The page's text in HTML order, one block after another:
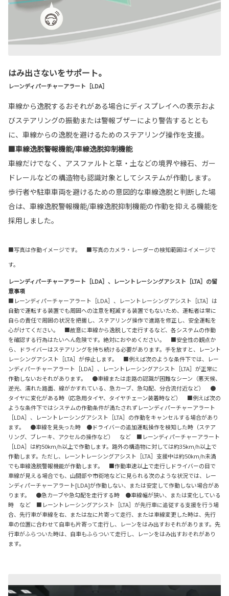
はみ出さないをサポート。
レーンディパーチャーアラート［LDA］
車線から逸脱するおそれがある場合にディスプレイへの表示およ
びステアリングの振動または警報ブザーにより警告するととも
に、車線からの逸脱を避けるためのステアリング操作を支援。
■車線逸脱警報機能/車線逸脱抑制機能
車線だけでなく、アスファルトと草・土などの境界や縁石、ガー
ドレールなどの構造物も認識対象としてシステムが作動します。
歩行者や駐車車両を避けるための意図的な車線逸脱と判断した場
合は、車線逸脱警報機能/車線逸脱抑制機能の作動を抑える機能を
採用しました。
■写真は作動イメージです。 ■写真のカメラ・レーダーの検知範囲はイメージで
す。
レーンディパーチャーアラート［LDA］、レーントレーシングアシスト［LTA］の留
意事項
■レーンディパーチャーアラート［LDA］、レーントレーシングアシスト［LTA］は
自動で運転する装置でも周囲への注意を軽減する装置でもないため、運転者は常に
自らの責任で周囲の状況を把握し、ステアリング操作で進路を修正し、安全運転を
心がけてください。 ■故意に車線から逸脱して走行するなど、各システムの作動
を確認する行為はたいへん危険です。絶対におやめください。 ■安全性の観点か
ら、ドライバーはステアリングを持ち続ける必要があります。手を放すと、レーント
レーシングアシスト［LTA］が停止します。 ■例えば次のような条件下では、レー
ンディパーチャーアラート［LDA］、レーントレーシングアシスト［LTA］が正常に
作動しないおそれがあります。 ●車線または走路の認識が困難なシーン（悪天候、
逆光、濡れた路面、線がかすれている、急カーブ、急勾配、分合流付近など） ●
タイヤに変化がある時（応急用タイヤ、タイヤチェーン装着時など） ■例えば次の
ような条件下ではシステムの作動条件が満たされずレーンディパーチャーアラート
［LDA］、レーントレーシングアシスト［LTA］の作動をキャンセルする場合があり
ます。 ●車線を見失った時 ●ドライバーの追加運転操作を検知した時（ステア
リング、ブレーキ、アクセルの操作など） など ■レーンディパーチャーアラート
［LDA］は約50km/h以上で作動します。路外の構造物に対しては約35km/h以上で
作動します。ただし、レーントレーシングアシスト［LTA］支援中は約50km/h未満
でも車線逸脱警報機能が作動します。 ■作動車速以上で走行しドライバーの目で
車線が見える場合でも、山間部や市街地などに見られる次のような状況では、レー
ンディパーチャーアラート[LDA]が作動しない、または安定して作動しない場合があ
ります。 ●急カーブや急勾配を走行する時 ●車線幅が狭い、または変化している
時 など ■レーントレーシングアシスト［LTA］が先行車に追従する支援を行う場
合、先行車が車線を右、または左に片寄って走行、または車線変更した時は、先行
車の位置に合わせて自車も片寄って走行し、レーンをはみ出すおそれがあります。先
行車がふらついた時は、自車もふらついて走行し、レーンをはみ出すおそれがあり
ます。